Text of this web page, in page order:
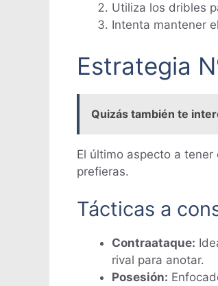
Utiliza los dribles
Intenta mantener
Estrategia
Quizás también te
El último aspecto a tener
prefieras.
Tácticas a
Contraataque:
rival para anotar.
Posesión: